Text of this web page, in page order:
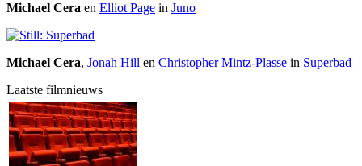
Michael Cera en Elliot Page in Juno
Michael Cera, Jonah Hill en Christopher Mintz-Plasse in Superbad
Laatste filmnieuws